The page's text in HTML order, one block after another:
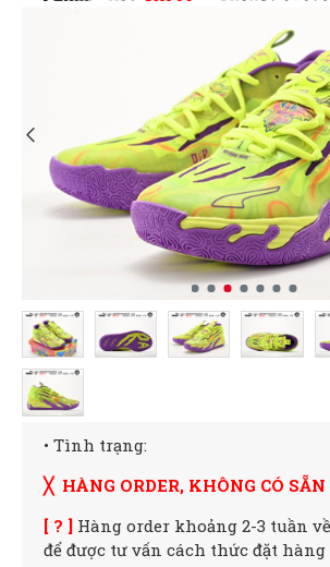
• Tình trạng:
╳ HÀNG ORDER, KHÔNG CÓ SẴN
[ ? ] Hàng order khoảng 2-3 tuần
để được tư vấn cách thức đặt